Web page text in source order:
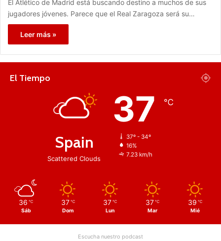
El Atlético de Madrid está buscando destino a muchos de sus
jugadores jóvenes. Parece que el Real Zaragoza será su…
Leer más »
El Tiempo
Spain
Scattered Clouds
37 ℃
37º - 34º
16%
7.23 km/h
36 ℃
Sáb
37 ℃
Dom
37 ℃
Lun
37 ℃
Mar
39 ℃
Mié
Escucha nuestro podcast